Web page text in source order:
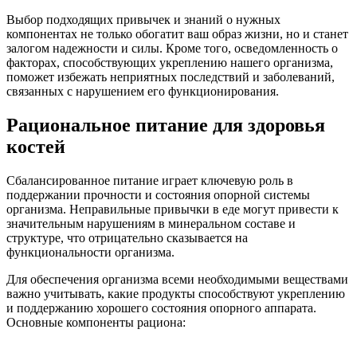
Выбор подходящих привычек и знаний о нужных
компонентах не только обогатит ваш образ жизни, но и станет
залогом надежности и силы. Кроме того, осведомленность о
факторах, способствующих укреплению нашего организма,
поможет избежать неприятных последствий и заболеваний,
связанных с нарушением его функционирования.
Рациональное питание для здоровья
костей
Сбалансированное питание играет ключевую роль в
поддержании прочности и состояния опорной системы
организма. Неправильные привычки в еде могут привести к
значительным нарушениям в минеральном составе и
структуре, что отрицательно сказывается на
функциональности организма.
Для обеспечения организма всеми необходимыми веществами
важно учитывать, какие продукты способствуют укреплению
и поддержанию хорошего состояния опорного аппарата.
Основные компоненты рациона: